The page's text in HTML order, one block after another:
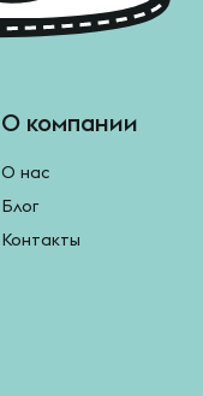
О компании
О нас
Блог
Контакты